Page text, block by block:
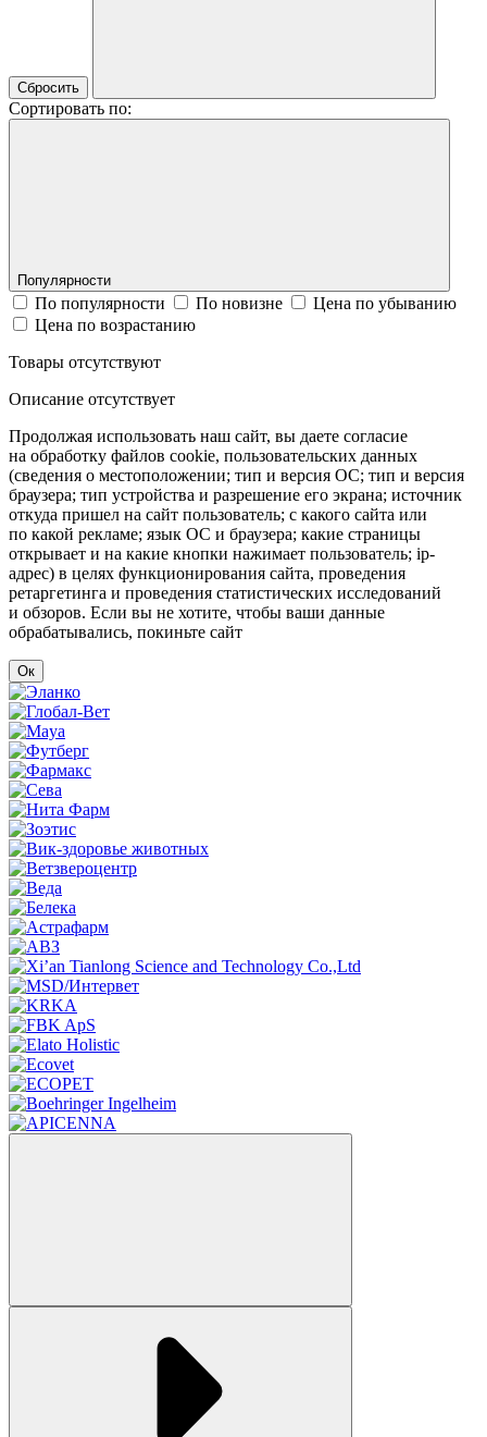
Сбросить
Сортировать по:
Популярности
По популярности По новизне
Цена по убыванию
Цена по возрастанию
Товары отсутствуют
Описание отсутствует
Продолжая использовать наш сайт, вы даете согласие
на обработку файлов cookie, пользовательских данных
(сведения о местоположении; тип и версия ОС; тип и версия
браузера; тип устройства и разрешение его экрана; источник
откуда пришел на сайт пользователь; с какого сайта или
по какой рекламе; язык ОС и браузера; какие страницы
открывает и на какие кнопки нажимает пользователь; ip-
адрес) в целях функционирования сайта, проведения
ретаргетинга и проведения статистических исследований
и обзоров. Если вы не хотите, чтобы ваши данные
обрабатывались, покиньте сайт
Ок